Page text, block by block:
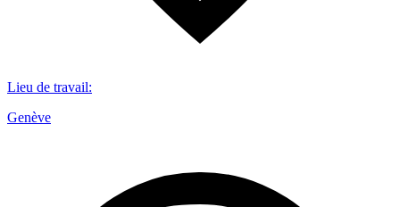
Lieu de travail:
Genève